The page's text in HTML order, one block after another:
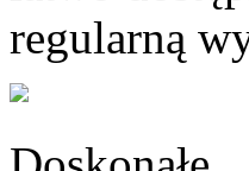
regularną